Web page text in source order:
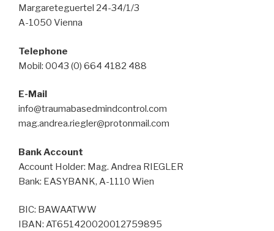
Margareteguertel 24-34/1/3
A-1050 Vienna
Telephone
Mobil: 0043 (0) 664 4182 488
E-Mail
info@traumabasedmindcontrol.com
mag.andrea.riegler@protonmail.com
Bank Account
Account Holder: Mag. Andrea RIEGLER
Bank: EASYBANK, A-1110 Wien
BIC: BAWAATWW
IBAN: AT651420020012759895